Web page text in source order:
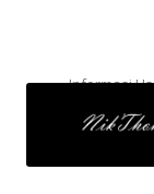
Informasi